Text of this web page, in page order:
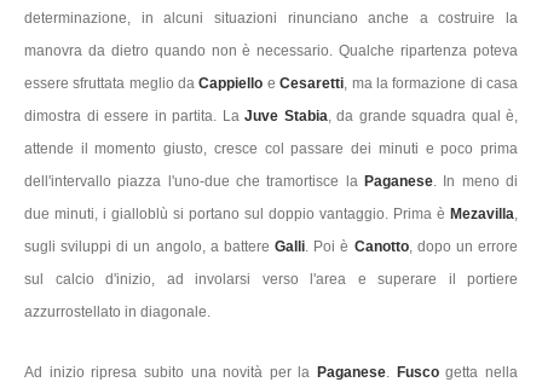
determinazione, in alcuni situazioni rinunciano anche a costruire la
manovra da dietro quando non è necessario. Qualche ripartenza poteva
essere sfruttata meglio daCappiello eCesaretti , ma la formazione di casa
dimostra di essere in partita. La Juve Stabia , da grande squadra qual è,
attende il momento giusto, cresce col passare dei minuti e poco prima
dell'intervallo piazza l'uno-due che tramortisce la Paganese . In meno di
due minuti, i gialloblù si portano sul doppio vantaggio. Prima è Mezavilla
sugli sviluppi di un angolo, a battereGalli . Poi è Canotto, dopo un errore
sul calcio d'inizio, ad involarsi verso l'area e superare il portiere
azzurrostellato in diagonale.
Ad inizio ripresa subito una novità per laPaganese Fuscogetta nella